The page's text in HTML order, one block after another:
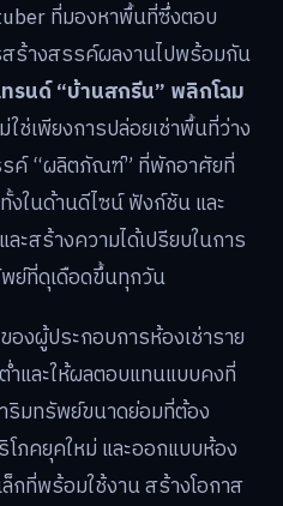
ที่มองหาพื้นที่ซึ่งตอบ
ร้างสรรค์ผลงานไปพร้อมกัน
ทรนด์ “บ้านสกรีน” พลิกโฉม
ใช่เพียงการปล่อยเช่าพื้นที่ว่าง
รค์ “ผลิตภัณฑ์” ที่พักอาศัยที่
ในด้านดีไซน์ ฟังก์ชัน และ
ะสร้างความได้เปรียบในการ
ย์ที่ดุเดือดขึ้นทุกวัน
งผู้ประกอบการห้องเช่าราย
ำและให้ผลตอบแทนแบบคงที่
มทรัพย์ขนาดย่อมที่ต้อง
ภคยุคใหม่ และออกแบบห้อง
กที่พร้อมใช้งาน สร้างโอกาส